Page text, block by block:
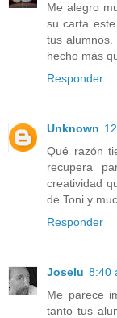
Me alegro
su carta
tus
hecho más
Responder
Unknown
Qué razón
recupera
creatividad
de Toni y
Responder
Joselu 8:40
Me parece
tanto tus